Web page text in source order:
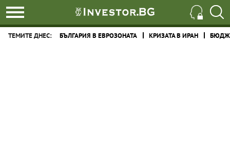
ТЕМИТЕ ДНЕС: БЪЛГАРИЯ В ЕВРОЗОНАТА КРИЗАТА В ИРАН